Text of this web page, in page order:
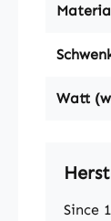
Watt
Since